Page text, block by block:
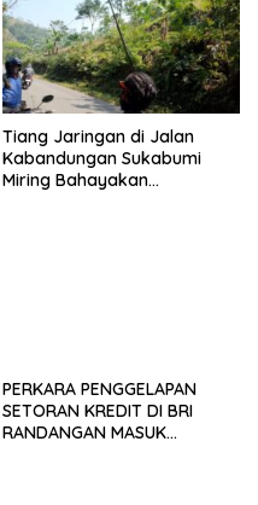
Tiang Jaringan di Jalan
Kabandungan Sukabumi
Miring Bahayakan
PERKARA PENGGELAPAN
SETORAN KREDIT DI BRI
RANDANGAN MASUK